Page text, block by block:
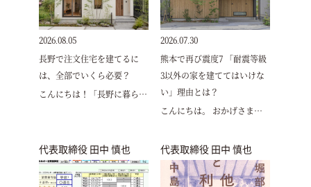
2026.08.05
長野で注文住宅を建てるに
は、全部でいくら必要？
こんにちは！「長野に暮ら…
2026.07.30
熊本で再び震度7 「耐震等級
3以外の家を建ててはいけな
い」理由とは？
こんにちは。 おかげさま…
代表取締役 田中 慎也 代表取締役 田中 慎也